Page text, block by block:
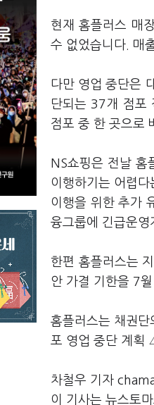
현재 홈플러스 매
수 없었습니다. 매
다만 영업 중단은
단되는 37개 점포
점포 중 한 곳으로
NS쇼핑은 전날 홈
이행하기는 어렵
이행을 위한 추가
융그룹에 긴급운영
한편 홈플러스는
안 가결 기한을 7
홈플러스는 채권
포 영업 중단 계획
차철우 기자
이 기사는 뉴스토